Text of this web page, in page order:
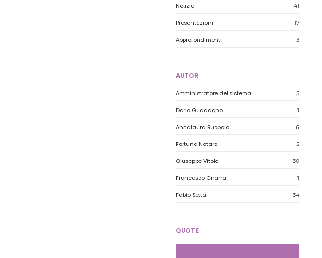
Notizie 41
Presentazioni 17
Approfondimenti 3
AUTORI
Amministratore del sistema 5
Dario Guadagno 1
Annalaura Ruopolo 6
Fortuna Notaro 5
Giuseppe Vitolo 30
Francesco Gnarra 1
Fabio Setta 34
QUOTE